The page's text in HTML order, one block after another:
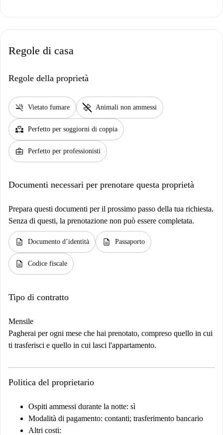
Regole di casa
Regole della proprietà
smoke_free Vietato fumare pet_supplies Animali non ammessi
partner_heart Perfetto per soggiorni di coppia
business_center Perfetto per professionisti
Documenti necessari per prenotare questa proprietà
Prepara questi documenti per il prossimo passo della tua richiesta.
Senza di questi, la prenotazione non può essere completata.
description Documento d’identità description Passaporto
description Codice fiscale
Tipo di contratto
Mensile
Pagherai per ogni mese che hai prenotato, compreso quello in cui
ti trasferisci e quello in cui lasci l'appartamento.
Politica del proprietario
Ospiti ammessi durante la notte: sì
Modalità di pagamento: contanti; trasferimento bancario
Altri costi: